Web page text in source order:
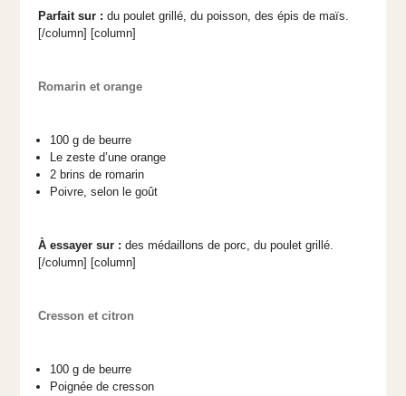
Parfait sur : du poulet grillé, du poisson, des épis de maïs.
[/column] [column]
Romarin et orange
100 g de beurre
Le zeste d’une orange
2 brins de romarin
Poivre, selon le goût
À essayer sur : des médaillons de porc, du poulet grillé.
[/column] [column]
Cresson et citron
100 g de beurre
Poignée de cresson